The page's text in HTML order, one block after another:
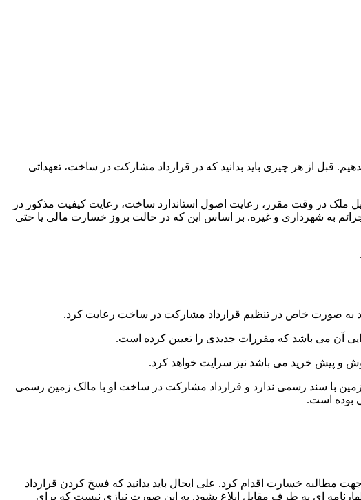
قبل از هر چیزی باید بدانید که در قرارداد مشارکت در ساخت، تعهداتی
ملک در وقت مقرر، رعایت اصول استاندارد ساخت، رعایت کیفیت مذکور در
به شهرداری و غیره. بر اساس اين كه در حالت بروز خسارت مالی يا حتی
به صورت خاص در تنظیم قرارداد مشارکت در ساخت رعایت کرد.
و پیش خرید می باشد نیز سرایت خواهد کرد.
با سند رسمی ندارد و قرارداد مشارکت در ساخت او با مالک زمین رسمی
بوده است.
خسارت اقدام کرد. علی ایحال باید بدانید که فسخ کردن قرارداد
‌ای به طرف مقابل ابلاغ بشود. به این صورت نیازی نیست که برای